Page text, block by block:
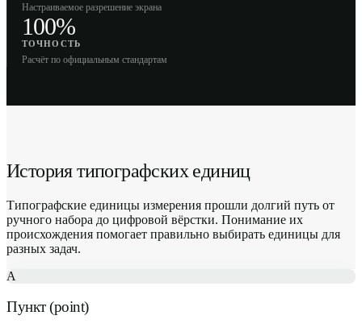
Настраиваемое разрешение экрана
100%
ТОЧНОСТЬ
Расчёт по официальным стандартам
История типографских единиц
Типографские единицы измерения прошли долгий путь от
ручного набора до цифровой вёрстки. Понимание их
происхождения помогает правильно выбирать единицы для
разных задач.
A
Пункт (point)